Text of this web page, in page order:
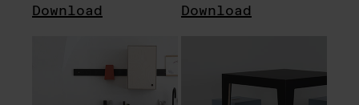
Download Download